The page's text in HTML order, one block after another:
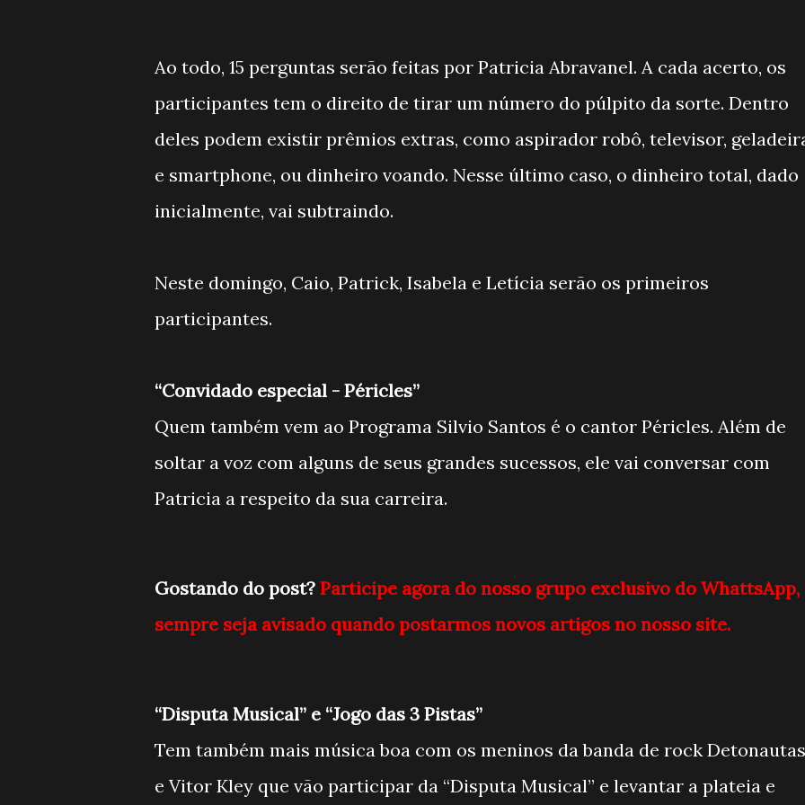
Ao todo, 15 perguntas serão feitas por Patricia Abravanel. A cada acerto, os
participantes tem o direito de tirar um número do púlpito da sorte. Dentro
deles podem existir prêmios extras, como aspirador robô, televisor,
e smartphone, ou dinheiro voando. Nesse último caso, o dinheiro total, dado
inicialmente, vai subtraindo.
Neste domingo, Caio, Patrick, Isabela e Letícia serão os primeiros
participantes.
“Convidado especial - Péricles”
Quem também vem ao Programa Silvio Santos é o cantor Péricles. Além de
soltar a voz com alguns de seus grandes sucessos, ele vai conversar com
Patricia a respeito da sua carreira.
Gostando do post? Participe agora do nosso grupo exclusivo do WhattsApp,
sempre seja avisado quando postarmos novos artigos no nosso site.
“Disputa Musical” e “Jogo das 3 Pistas”
Tem também mais música boa com os meninos da banda de rock Detonautas
e Vitor Kley que vão participar da “Disputa Musical” e levantar a plateia e